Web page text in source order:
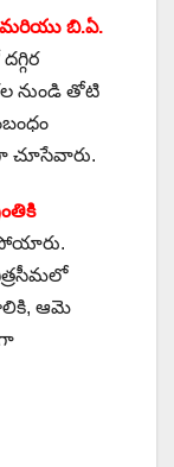
బి.ఏ.
నుండి తోటి
చూసేవారు.
ఆమె